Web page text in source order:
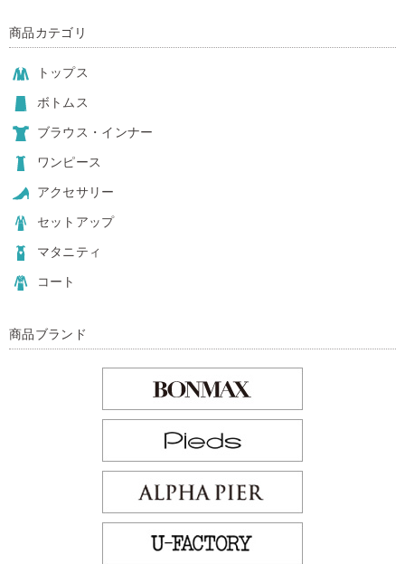
商品カテゴリ
トップス
ボトムス
ブラウス・インナー
ワンピース
アクセサリー
セットアップ
マタニティ
コート
商品ブランド